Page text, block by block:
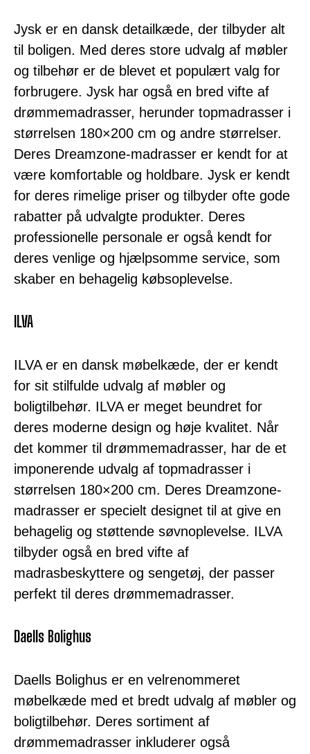
Jysk er en dansk detailkæde, der tilbyder alt
til boligen. Med deres store udvalg af møbler
og tilbehør er de blevet et populært valg for
forbrugere. Jysk har også en bred vifte af
drømmemadrasser, herunder topmadrasser i
størrelsen 180×200 cm og andre størrelser.
Deres Dreamzone-madrasser er kendt for at
være komfortable og holdbare. Jysk er kendt
for deres rimelige priser og tilbyder ofte gode
rabatter på udvalgte produkter. Deres
professionelle personale er også kendt for
deres venlige og hjælpsomme service, som
skaber en behagelig købsoplevelse.
ILVA
ILVA er en dansk møbelkæde, der er kendt
for sit stilfulde udvalg af møbler og
boligtilbehør. ILVA er meget beundret for
deres moderne design og høje kvalitet. Når
det kommer til drømmemadrasser, har de et
imponerende udvalg af topmadrasser i
størrelsen 180×200 cm. Deres Dreamzone-
madrasser er specielt designet til at give en
behagelig og støttende søvnoplevelse. ILVA
tilbyder også en bred vifte af
madrasbeskyttere og sengetøj, der passer
perfekt til deres drømmemadrasser.
Daells Bolighus
Daells Bolighus er en velrenommeret
møbelkæde med et bredt udvalg af møbler og
boligtilbehør. Deres sortiment af
drømmemadrasser inkluderer også